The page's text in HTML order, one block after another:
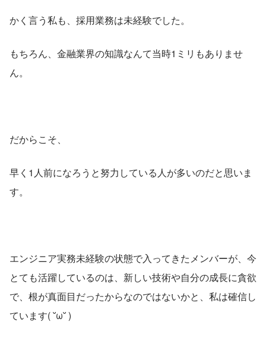
かく言う私も、採用業務は未経験でした。
もちろん、金融業界の知識なんて当時1ミリもありませ
ん。
だからこそ、
早く1人前になろうと努力している人が多いのだと思いま
す。
エンジニア実務未経験の状態で入ってきたメンバーが、今
とても活躍しているのは、新しい技術や自分の成長に貪欲
で、根が真面目だったからなのではないかと、私は確信し
ています( ˘ω˘ )